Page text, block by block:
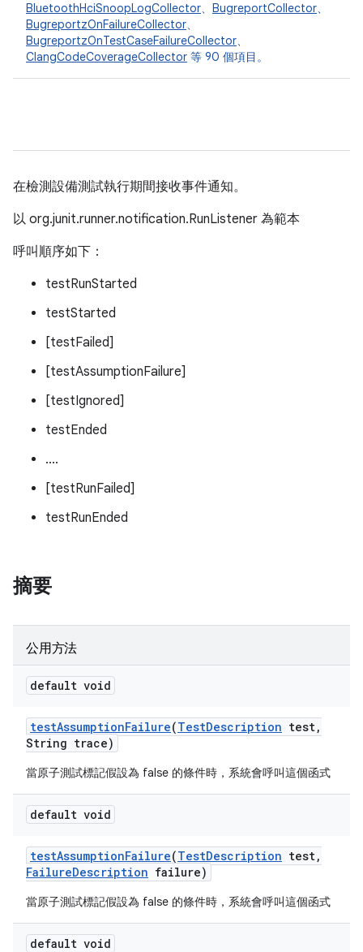
BluetoothHciSnoopLogCollector、 BugreportCollector、
BugreportzOnFailureCollector、
BugreportzOnTestCaseFailureCollector、
ClangCodeCoverageCollector 等 90 個項目。
在檢測設備測試執行期間接收事件通知。
以 org.junit.runner.notification.RunListener 為範本
呼叫順序如下：
testRunStarted
testStarted
[testFailed]
[testAssumptionFailure]
[testIgnored]
testEnded
....
[testRunFailed]
testRunEnded
摘要
公用方法
default void
testAssumptionFailure(TestDescription test,
String trace)
當原子測試標記假設為 false 的條件時，系統會呼叫這個函式
default void
testAssumptionFailure(TestDescription test,
FailureDescription failure)
當原子測試標記假設為 false 的條件時，系統會呼叫這個函式
default void